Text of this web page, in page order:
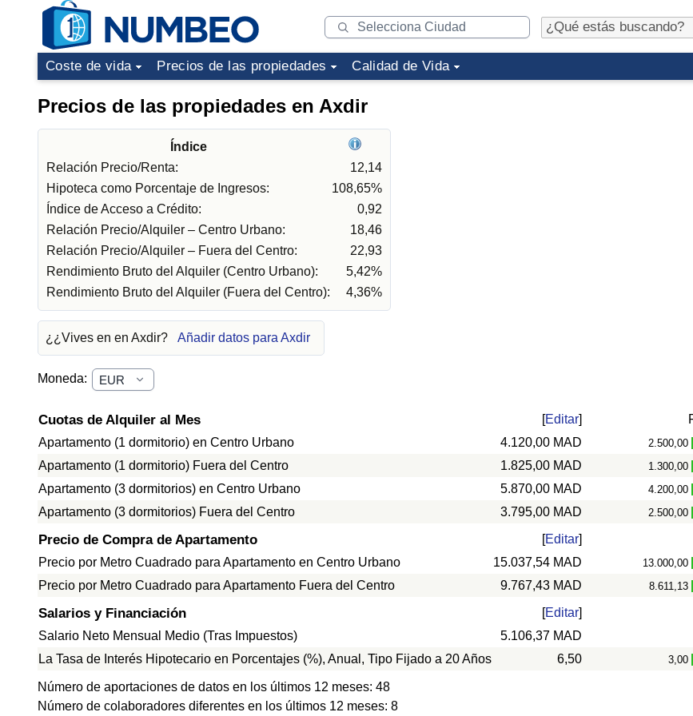
Coste de vida Precios de las propiedades Calidad de Vida
Precios de las propiedades en Axdir
Índice
Relación Precio/Renta:
12,14
Hipoteca como Porcentaje de Ingresos:
108,65%
Índice de Acceso a Crédito:
0,92
Relación Precio/Alquiler – Centro Urbano:
18,46
Relación Precio/Alquiler – Fuera del Centro:
22,93
Rendimiento Bruto del Alquiler (Centro Urbano):
5,42%
Rendimiento Bruto del Alquiler (Fuera del Centro):
4,36%
¿¿Vives en en Axdir? Añadir datos para Axdir
Moneda:
Cuotas de Alquiler al Mes [Editar]
Apartamento (1 dormitorio) en Centro Urbano
4.120,00 MAD 2.500,00
Apartamento (1 dormitorio) Fuera del Centro 1.825,00 MAD 1.300,00
Apartamento (3 dormitorios) en Centro Urbano 5.870,00 MAD 4.200,00
Apartamento (3 dormitorios) Fuera del Centro 3.795,00 MAD 2.500,00
Precio de Compra de Apartamento [Editar]
Precio por Metro Cuadrado para Apartamento en Centro Urbano
15.037,54 MAD 13.000,00
Precio por Metro Cuadrado para Apartamento Fuera del Centro 9.767,43 MAD 8.611,13
Salarios y Financiación [Editar]
Salario Neto Mensual Medio (Tras Impuestos)
5.106,37 MAD
La Tasa de Interés Hipotecario en Porcentajes (%), Anual, Tipo Fijado a 20 Años
6,50 3,00
Número de aportaciones de datos en los últimos 12 meses: 48
Número de colaboradores diferentes en los últimos 12 meses: 8